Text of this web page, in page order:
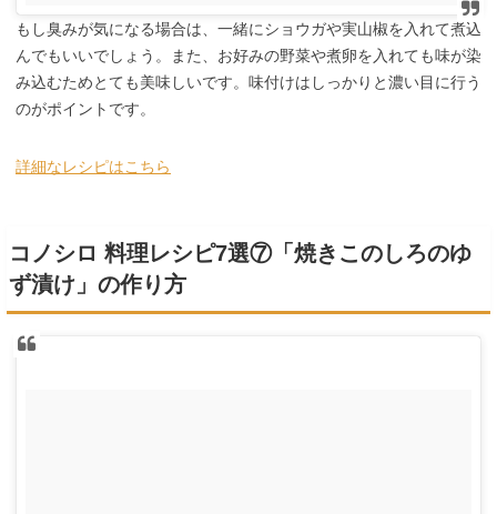
もし臭みが気になる場合は、一緒にショウガや実山椒を入れて煮込
んでもいいでしょう。また、お好みの野菜や煮卵を入れても味が染
み込むためとても美味しいです。味付けはしっかりと濃い目に行う
のがポイントです。
詳細なレシピはこちら
コノシロ 料理レシピ7選⑦「焼きこのしろのゆ
ず漬け」の作り方